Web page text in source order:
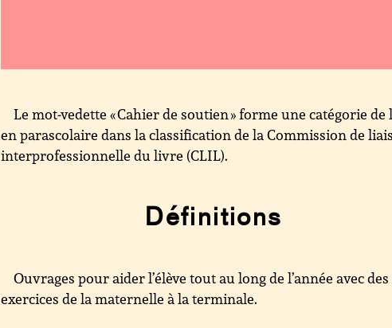
Le mot-vedette « Cahier de soutien » forme une catégorie
en parascolaire dans la classification de la Commission de
interprofessionnelle du livre (CLIL).
Définitions
Ouvrages pour aider l’élève tout au long de l’année avec des
exercices de la maternelle à la terminale.